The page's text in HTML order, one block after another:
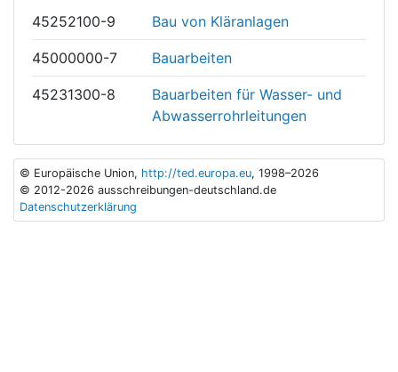
45252100-9 Bau von Kläranlagen
45000000-7 Bauarbeiten
45231300-8
Bauarbeiten für Wasser- und
Abwasserrohrleitungen
© Europäische Union, http://ted.europa.eu, 1998–2026
© 2012-2026 ausschreibungen-deutschland.de
Datenschutzerklärung